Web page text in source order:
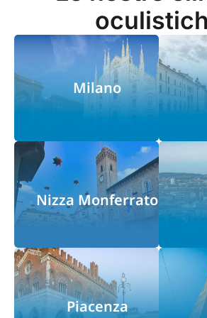
Milano
Nizza Monferrato
Piacenza